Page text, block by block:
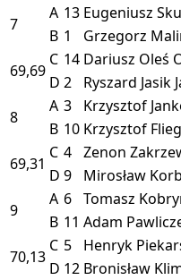
7
A 13 Eugeniusz
B 1 Grzegorz
69,69
C 14 Dariusz Oleś
D 2 Ryszard Jasik
8
A 3 Krzysztof
B 10 Krzysztof
69,31
C 4 Zenon
D 9 Mirosław
9
A 6 Tomasz
B 11 Adam
70,13
C 5 Henryk
D 12 Bronisław